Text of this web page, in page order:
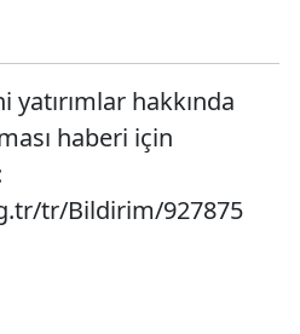
yatırımlar hakkında
haberi için
tr/Bildirim/927875